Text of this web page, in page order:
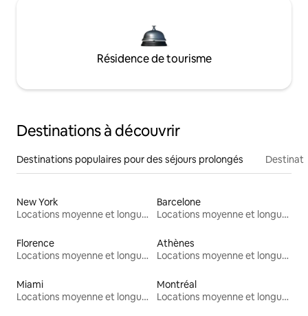
Résidence de tourisme
Destinations à découvrir
Destinations populaires pour des séjours prolongés
New York
Locations moyenne et longue durée
Barcelone
Locations moyenne et longue durée
Florence
Locations moyenne et longue durée
Athènes
Locations moyenne et longue durée
Miami
Locations moyenne et longue durée
Montréal
Locations moyenne et longue durée